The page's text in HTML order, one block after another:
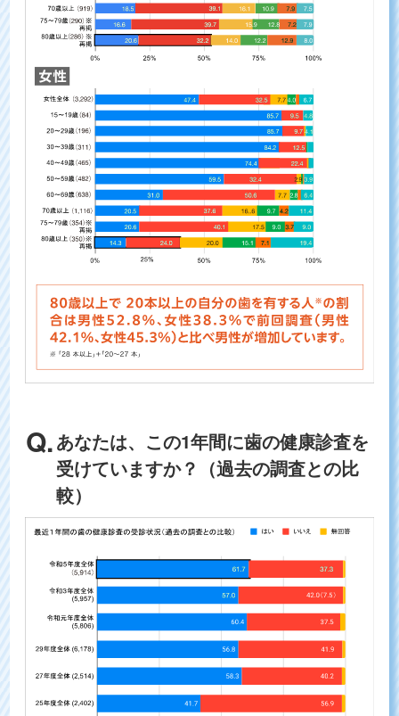
あなたは、この1年間に歯の健康診査を
受けていますか？（過去の調査との比
較）